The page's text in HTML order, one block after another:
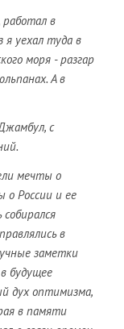
работал в
я уехал туда в
моря - разгар
А в
с
мечты о
о России и ее
в
заметки
будущее
дух оптимизма,
в памяти